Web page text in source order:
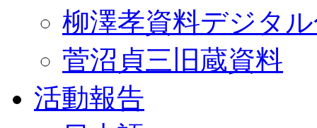
柳澤孝資料デジタ
菅沼貞三旧蔵資料
活動報告